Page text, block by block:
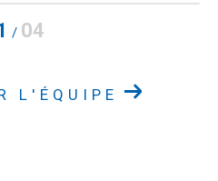
/ 04
L'ÉQUIPE